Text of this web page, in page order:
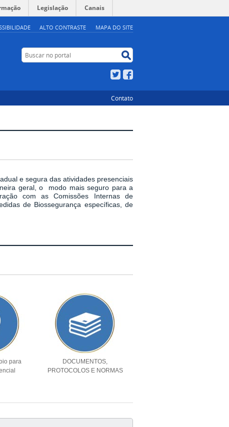
ALTO CONTRASTE MAPA DO SITE
Legislação Canais
Buscar no portal
Twitter
Contato
e segura das atividades presenciais
geral, o modo mais seguro para a
com as Comissões Internas de
de Biossegurança específicas, de
para
DOCUMENTOS,
PROTOCOLOS E NORMAS